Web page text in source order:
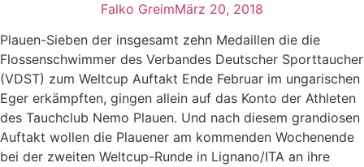
Falko GreimMärz 20, 2018
Plauen-Sieben der insgesamt zehn Medaillen die die
Flossenschwimmer des Verbandes Deutscher Sporttaucher
(VDST) zum Weltcup Auftakt Ende Februar im ungarischen
Eger erkämpften, gingen allein auf das Konto der Athleten
des Tauchclub Nemo Plauen. Und nach diesem grandiosen
Auftakt wollen die Plauener am kommenden Wochenende
bei der zweiten Weltcup-Runde in Lignano/ITA an ihre